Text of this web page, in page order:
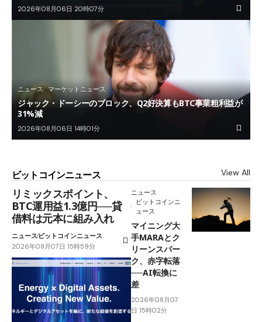
2026年08月06日 20時07分
ニュース マーケットニュース
ジャック・ドーシーのブロック、Q2好決算もBTC事業粗利益が
31%減
2026年08月06日 14時01分
ビットコインニュース View All
リミックスポイント、
BTC運用益1.3億円──貸
借料は元本に組み入れ
ニュースビットコインニュース
2026年08月07日 15時59分
ニュース
ビットコインニ
ュース
マイニング大
手MARAとク
リーンスパー
ク、赤字転落
──AI転換に
差
2026年08月07
日 15時02分